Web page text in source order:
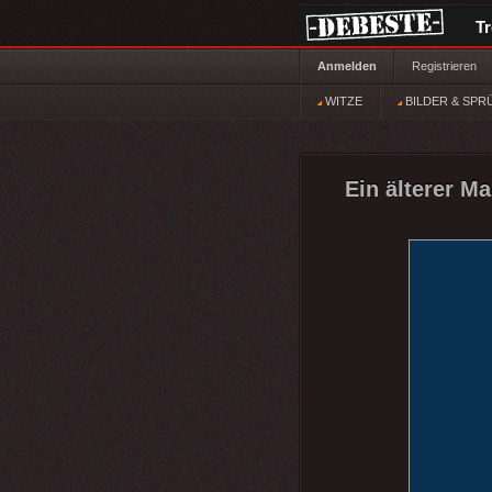
Anmelden Registrieren
WITZE BILDER &
Ein älterer